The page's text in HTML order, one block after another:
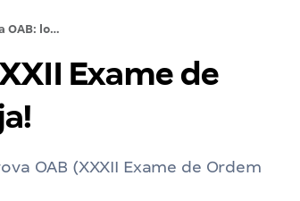
Prova OAB: locais do XXXII Exame de Ordem divulgados. Veja!
Exame de
OAB (XXXII Exame de Ordem